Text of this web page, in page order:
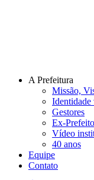
A Prefeitura
Missão,
Identidade
Gestores
Ex-
Vídeo
40 anos
Equipe
Contato